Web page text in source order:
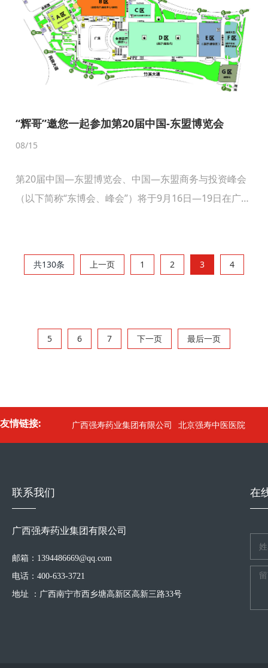
“辉哥”邀您一起参加第20届中国-东盟博览会
08/15
第20届中国—东盟博览会、中国—东盟商务与投资峰会
（以下简称“东博会、峰会”）将于9月16日—19日在广西
共130条 上一页 1 2 3 4
5 6 7 下一页 最后一页
友情链接: 广西强寿药业集团有限公司 北京强寿中医医院
联系我们
广西强寿药业集团有限公司
邮箱：1394486669@qq.com
电话：400-633-3721
地址 ：广西南宁市西乡塘高新区高新三路33号
在